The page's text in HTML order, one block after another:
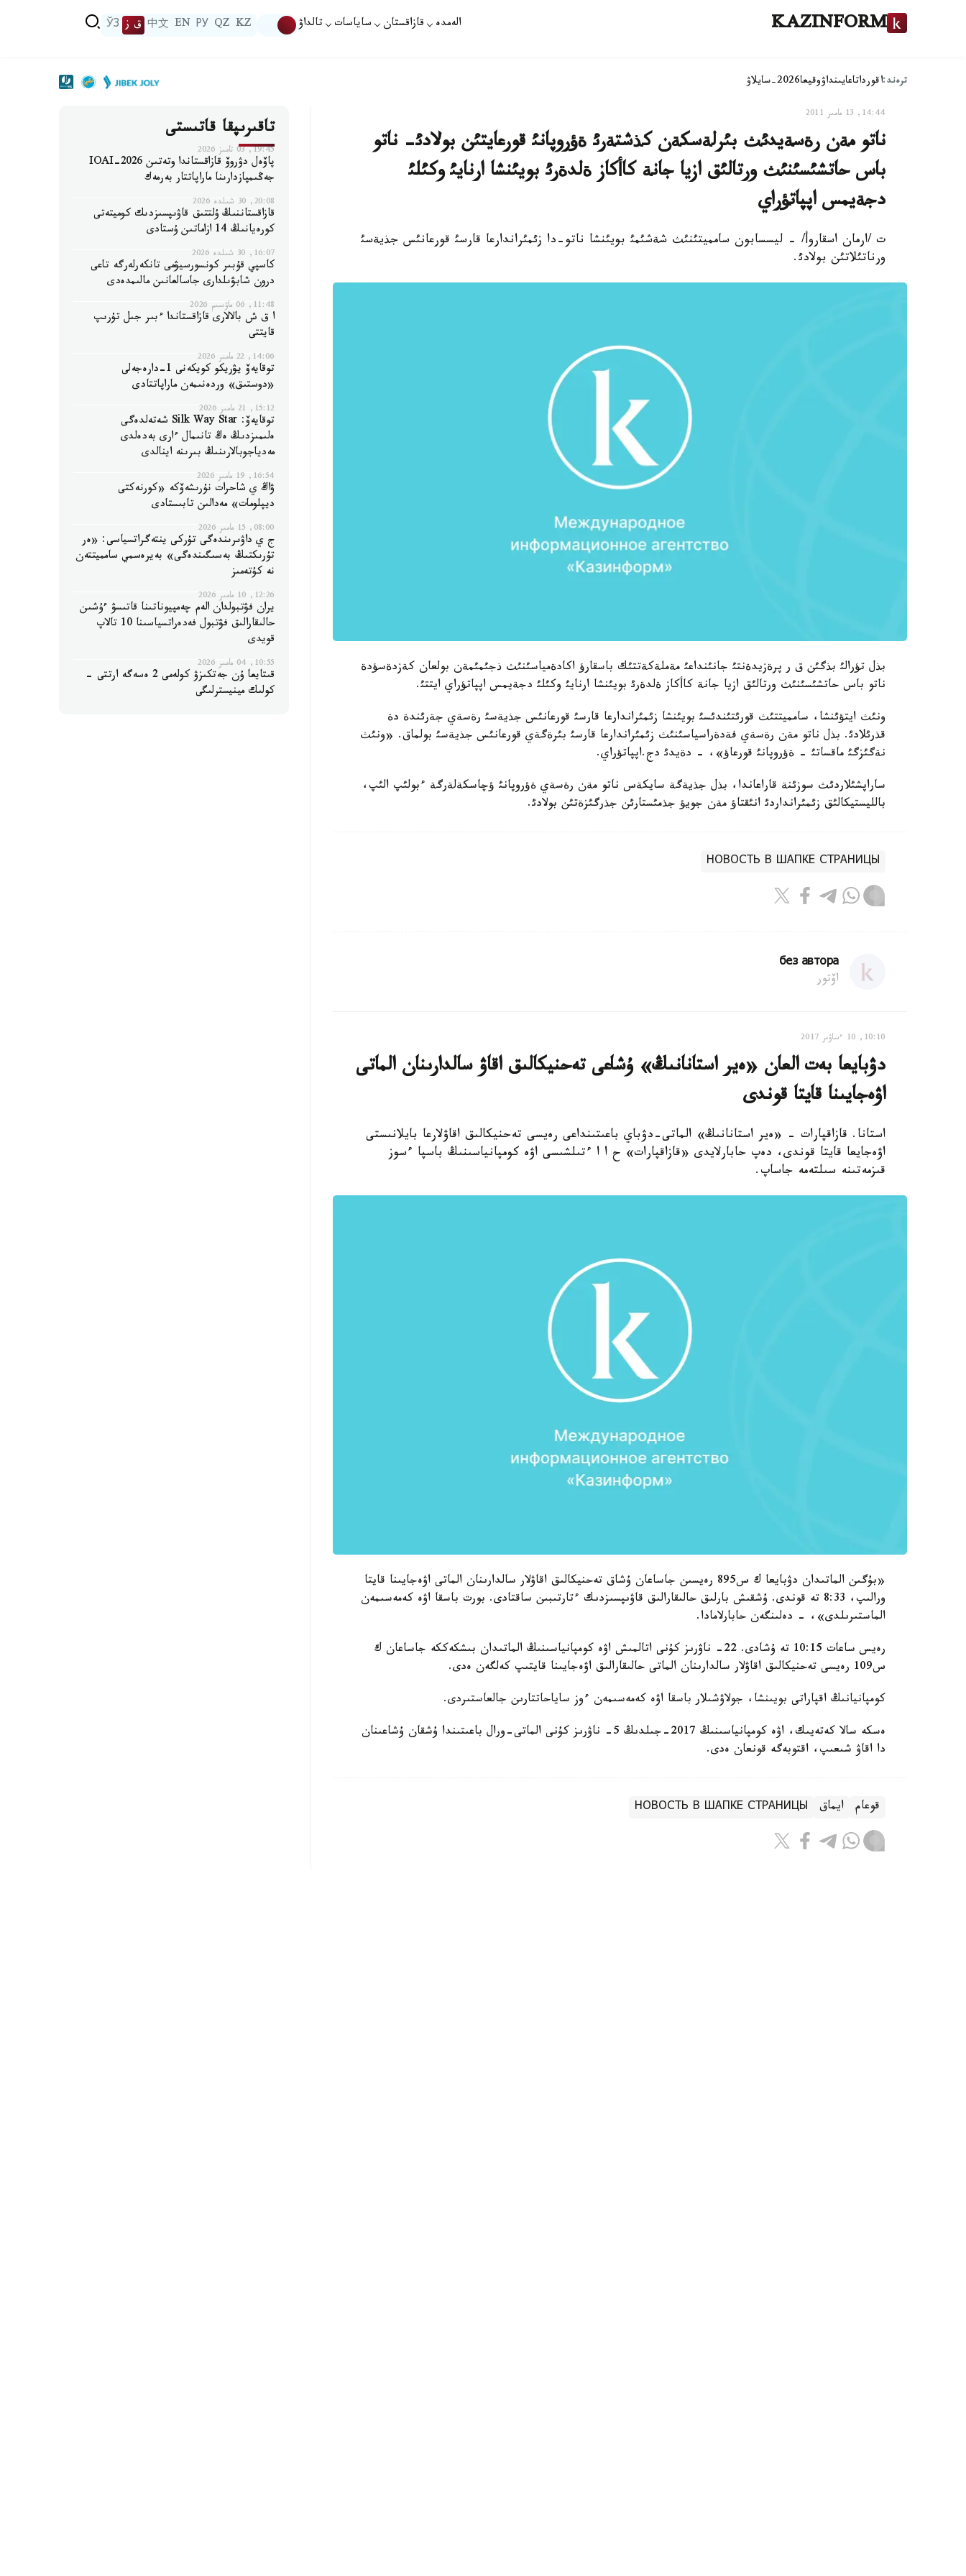
KAZINFORM الەمدە قازاقستان ساياسات تالداۋ KZ
QZ
РУ
EN
中文 ق ز ЎЗ
ترەند:اقورداتاعايىنداۋوقيعا2026-سايلاۋ
14:44, 13 مامىر 2011
ناتو مةن رةسةيدئث بئرلةسكةن كذشتةرئ ةؤروپانئ قورعايتئن بولادئ- ناتو
باس حاتشئسئنئث ورتالئق ازيا جانة كاأكاز ةلدةرئ بويئنشا ارنايئ وكئلئ
دجةيمس اپپاتؤراي
ت /ارمان اسقاروأ/ - ليسسابون سامميتئنئث شةشئمئ بويئنشا ناتو-دا زئمئراندارعا قارسئ قورعانئس جذيةسئ
ورناتئلاتئن بولادئ.
بذل تؤرالئ بذگئن ق ر پرةزيدةنتئ جانئنداعئ مةملةكةتتئك باسقارؤ اكادةمياسئنئث ذجئمئمةن بولعان كةزدةسؤدة
ناتو باس حاتشئسئنئث ورتالئق ازيا جانة كاأكاز ةلدةرئ بويئنشا ارنايئ وكئلئ دجةيمس اپپاتؤراي ايتتئ.
ونئث ايتؤئنشا، سامميتتئث قورئتئندئسئ بويئنشا زئمئراندارعا قارسئ قورعانئس جذيةسئ رةسةي جةرئندة دة
قذرئلادئ. بذل ناتو مةن رةسةي فةدةراسياسئنئث زئمئراندارعا قارسئ بئرةگةي قورعانئس جذيةسئ بولماق. «ونئث
نةگئزگئ ماقساتئ - ةؤروپانئ قورعاؤ»، - دةيدئ دج.اپپاتؤراي.
ساراپشئلاردئث سوزئنة قاراعاندا، بذل جذيةگة سايكةس ناتو مةن رةسةي ةؤروپانئ ؤچاسكةلةرگة ءبولئپ الئپ،
بالليستيكالئق زئمئرانداردئ انئقتاؤ مةن جويؤ جذمئستارئن جذرگئزةتئن بولادئ.
НОВОСТЬ В ШАПКЕ СТРАНИЦЫ
без автора
اۆتور
10:10, 10 ءساۋىر 2017
دۋبايعا بەت العان «ەير استانانىڭ» ۇشاعى تەحنيكالىق اقاۋ سالدارىنان الماتى
اۋەجايىنا قايتا قوندى
استانا. قازاقپارات - «ەير استانانىڭ» الماتى-دۋباي باعىتىنداعى رەيسى تەحنيكالىق اقاۋلارعا بايلانىستى
اۋەجايعا قايتا قوندى، دەپ حابارلايدى «قازاقپارات» ح ا ا ءتىلشىسى اۋە كومپانياسىنىڭ باسپا ءسوز
قىزمەتىنە سىلتەمە جاساپ.
«بۇگىن الماتىدان دۋبايعا ك س895 رەيسىن جاساعان ۇشاق تەحنيكالىق اقاۋلار سالدارىنان الماتى اۋەجايىنا قايتا
ورالىپ، 8:33 تە قوندى. ۇشقىش بارلىق حالىقارالىق قاۋىپسىزدىك ءتارتىبىن ساقتادى. بورت باسقا اۋە كەمەسىمەن
الماستىرىلدى»، - دەلىنگەن حابارلامادا.
رەيس ساعات 10:15 تە ۇشادى. 22- ناۋرىز كۇنى اتالمىش اۋە كومپانياسىنىڭ الماتىدان بىشكەككە جاساعان ك
س109 رەيسى تەحنيكالىق اقاۋلار سالدارىنان الماتى حالىقارالىق اۋەجايىنا قايتىپ كەلگەن ەدى.
كومپانيانىڭ اقپاراتى بويىنشا، جولاۋشىلار باسقا اۋە كەمەسىمەن ءوز ساياحاتتارىن جالعاستىردى.
ەسكە سالا كەتەيىك، اۋە كومپانياسىنىڭ 2017-جىلدىڭ 5- ناۋرىز كۇنى الماتى-ورال باعىتىندا ۇشقان ۇشاعىنان
دا اقاۋ شىعىپ، اقتوبەگە قونعان ەدى.
قوعام ايماق НОВОСТЬ В ШАПКЕ СТРАНИЦЫ
تاقىرىپقا قاتىستى
19:45, 03 تامىز 2026
پاۆەل دۋروۆ قازاقستاندا وتەتىن IOAI-2026
جەڭىمپازدارىنا ماراپاتتار بەرمەك
20:08, 30 شىلدە 2026
قازاقستاننىڭ ۇلتتىق قاۋىپسىزدىك كوميتەتى
كورەيانىڭ 14 ازاماتىن ۇستادى
16:07, 30 شىلدە 2026
كاسپي قۇبىر كونسورسيۋمى تانكەرلەرگە تاعى
درون شابۋىلدارى جاسالعانىن مالىمدەدى
11:48, 06 ماۋسىم 2026
ا ق ش بالالارى قازاقستاندا ءبىر جىل تۇرىپ
قايتتى
14:06, 22 مامىر 2026
توقايەۆ يۋريكو كويكەنى 1-دارەجەلى
«دوستىق» وردەنىمەن ماراپاتتادى
15:12, 21 مامىر 2026
توقايەۆ: Silk Way Star شەتەلدەگى
ەلىمىزدىڭ ەڭ تانىمال ءارى بەدەلدى
مەدياجوبالارىنىڭ بىرىنە اينالدى
16:54, 19 مامىر 2026
ۋاڭ ي شاحرات نۇرىشەۆكە «كورنەكتى
ديپلومات» مەدالىن تابىستادى
08:00, 15 مامىر 2026
ج ي داۋىرىندەگى تۇركى ينتەگراتسياسى: «ەر
تۇرىكتىڭ بەسىگىندەگى» بەيرەسمي سامميتتەن
نە كۇتەمىز
12:26, 10 مامىر 2026
يران فۋتبولدان الەم چەمپيوناتىنا قاتىسۋ ءۇشىن
حالىقارالىق فۋتبول فەدەراتسياسىنا 10 تالاپ
قويدى
10:55, 04 مامىر 2026
قىتايعا ۇن جەتكىزۋ كولەمى 2 ەسەگە ارتتى -
كولىك مينيسترلىگى